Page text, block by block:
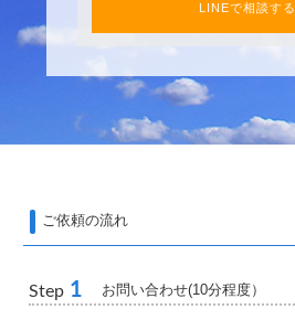
LINEで相談する
ご依頼の流れ
Step 1 お問い合わせ(10分程度）